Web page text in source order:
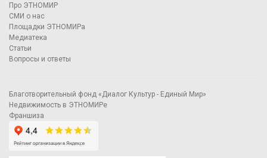
Про ЭТНОМИР
СМИ о нас
Площадки ЭТНОМИРа
Медиатека
Статьи
Вопросы и ответы
Благотворительный фонд «Диалог Культур - Единый Мир»
Недвижимость в ЭТНОМИРе
Франшиза